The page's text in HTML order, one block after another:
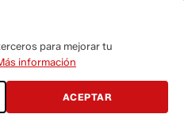
los contenidos de Vistazo.com.
para mejorar tu
información
ACEPTAR